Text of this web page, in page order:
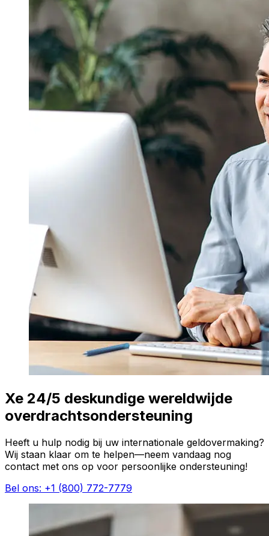
Xe 24/5 deskundige wereldwijde
overdrachtsondersteuning
Heeft u hulp nodig bij uw internationale geldovermaking?
Wij staan klaar om te helpen—neem vandaag nog
contact met ons op voor persoonlijke ondersteuning!
Bel ons: +1 (800) 772-7779